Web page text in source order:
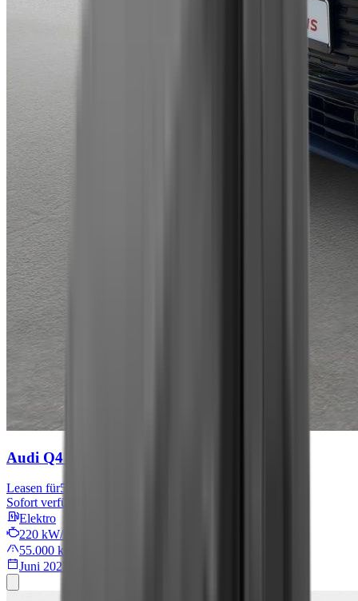
Audi Q4 e-tron
Leasen für567 € mtl.
Sofort verfügbar
Elektro
220 kW/299 PS
55.000 km
Juni 2022